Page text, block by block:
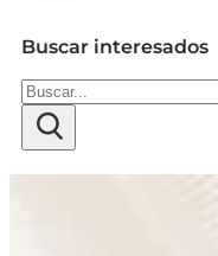
Buscar interesados
Buscar